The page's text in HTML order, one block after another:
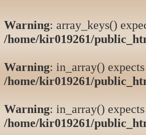
Warning: array_keys()
/home/kir019261/
Warning: in_array()
/home/kir019261/
Warning: in_array()
/home/kir019261/